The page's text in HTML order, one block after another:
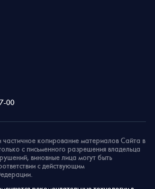
00
копирование материалов Сайта в
с письменного разрешения владельца
виновные лица могут быть
с действующим